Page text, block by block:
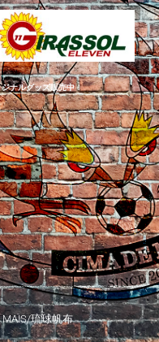
ジナルグッズ販売中！
MAIS/琉球帆布